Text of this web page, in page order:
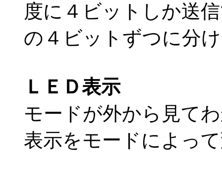
度に４ビットしか送
の４ビットずつに分
ＬＥＤ表示
モードが外から見て
表示をモードによっ